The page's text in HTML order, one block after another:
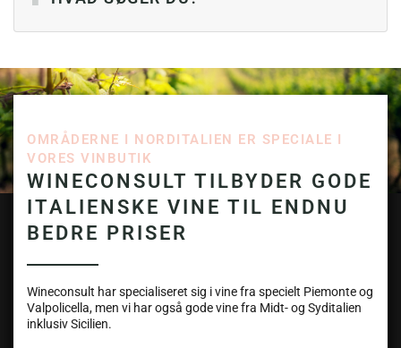
OMRÅDERNE I NORDITALIEN ER SPECIALE I
VORES VINBUTIK
WINECONSULT TILBYDER GODE
ITALIENSKE VINE TIL ENDNU
BEDRE PRISER
Wineconsult har specialiseret sig i vine fra specielt Piemonte og
Valpolicella, men vi har også gode vine fra Midt- og Syditalien
inklusiv Sicilien.